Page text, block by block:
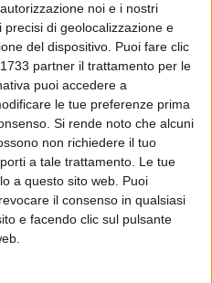
noi e i nostri
di geolocalizzazione e
del dispositivo. Puoi fare clic
partner il trattamento per le
puoi accedere a
le tue preferenze prima
Si rende noto che alcuni
non richiedere il tuo
a tale trattamento. Le tue
a questo sito web. Puoi
il consenso in qualsiasi
e facendo clic sul pulsante
del mese, Palazzo
dei Musei Nazionali di
lavori, al fine di creare un
collezione permanente. Al
sale dedicate alle opere di
mentre al primo piano verrà
dedicata alla collezione di
sale multimediali
dei visitatori: una
di interagire con i
Artificiale, e una
di Camillo D'Errico.